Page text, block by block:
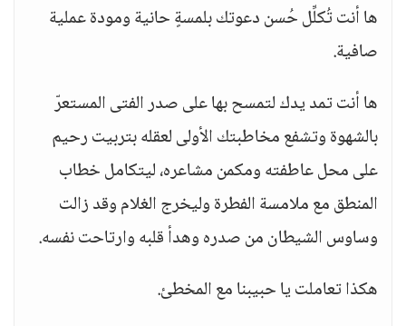
ها أنت تُكلِّل حُسن دعوتك بلمسةٍ حانية ومودة عملية
صافية.
ها أنت تمد يدك لتمسح بها على صدر الفتى المستعرّ
بالشهوة وتشفع مخاطبتك الأولى لعقله بتربيت رحيم
على محل عاطفته ومكمن مشاعره، ليتكامل خطاب
المنطق مع ملامسة الفطرة وليخرج الغلام وقد زالت
وساوس الشيطان من صدره وهدأ قلبه وارتاحت نفسه.
هكذا تعاملت يا حبيبنا مع المخطئ.